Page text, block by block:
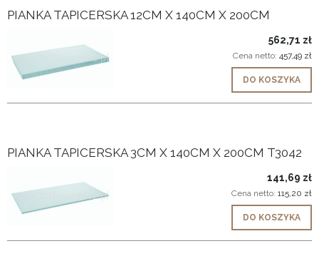
PIANKA TAPICERSKA 12CM X 140CM X 200CM
562,71 zł
Cena netto: 457,49 zł
DO KOSZYKA
PIANKA TAPICERSKA 3CM X 140CM X 200CM T3042
141,69 zł
Cena netto: 115,20 zł
DO KOSZYKA